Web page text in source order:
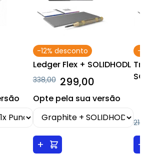
-12% desconto
Ledger Flex + SOLIDHODL
338,00 299,00
Opte pela sua versão
+
-
+